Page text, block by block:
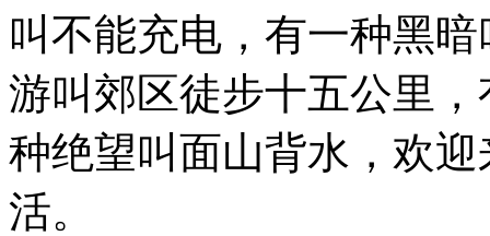
叫不能充电，有一种黑
游叫郊区徒步十五公里
种绝望叫面山背水，欢
活。